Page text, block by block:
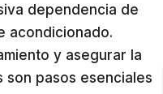
dependencia de
acondicionado.
y asegurar la
son pasos esenciales